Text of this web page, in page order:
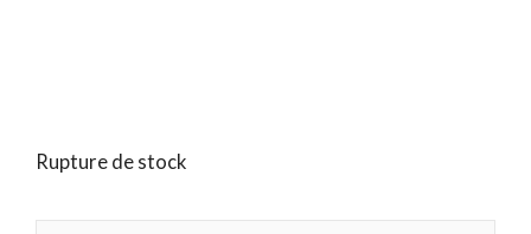
Rupture de stock